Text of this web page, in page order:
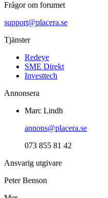
Frågor om forumet
support@placera.se
Tjänster
Redeye
SME Direkt
Investtech
Annonsera
Marc Lindh
annons@placera.se
073 855 81 42
Ansvarig utgivare
Peter Benson